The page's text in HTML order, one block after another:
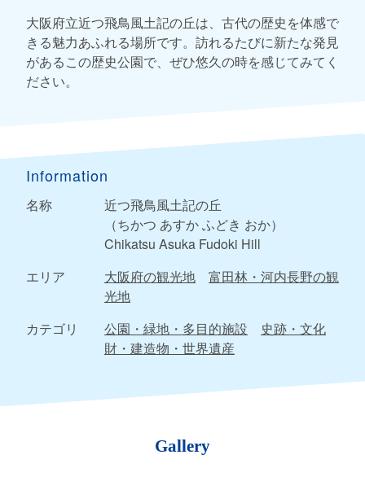
大阪府立近つ飛鳥風土記の丘は、古代の歴史を体感で
きる魅力あふれる場所です。訪れるたびに新たな発見
があるこの歴史公園で、ぜひ悠久の時を感じてみてく
ださい。
Information
名称
近つ飛鳥風土記の丘
（ちかつ あすか ふどき おか）
Chikatsu Asuka Fudoki Hill
エリア
大阪府の観光地
富田林・河内長野の観
光地
カテゴリ
公園・緑地・多目的施設
史跡・文化
財・建造物・世界遺産
Gallery